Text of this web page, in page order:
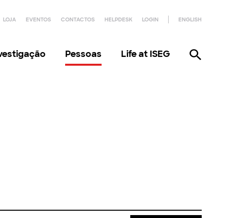
LOJA EVENTOS CONTACTOS HELPDESK LOGIN ENGLISH
Pessoas Life at ISEG